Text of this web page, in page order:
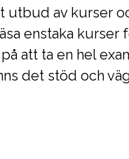
av kurser
enstaka kurser
att ta en hel
det stöd och